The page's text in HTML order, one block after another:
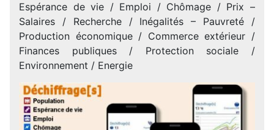
Espérance de vie / Emploi / Chômage / Prix –
Salaires / Recherche / Inégalités – Pauvreté /
Production économique / Commerce extérieur /
Finances publiques / Protection sociale /
Environnement / Energie